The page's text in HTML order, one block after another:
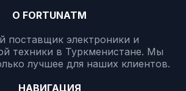
О FORTUNATM
поставщик электроники и
техники в Туркменистане. Мы
лучшее для наших клиентов.
НАВИГАЦИЯ